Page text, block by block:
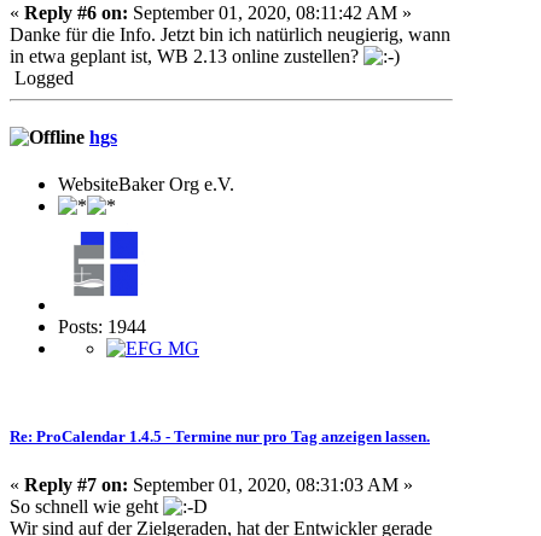
« Reply #6 on: September 01, 2020, 08:11:42 AM »
Danke für die Info. Jetzt bin ich natürlich neugierig, wann
in etwa geplant ist, WB 2.13 online zustellen?
Logged
hgs
WebsiteBaker Org e.V.
Posts: 1944
Re: ProCalendar 1.4.5 - Termine nur pro Tag anzeigen lassen.
« Reply #7 on: September 01, 2020, 08:31:03 AM »
So schnell wie geht
Wir sind auf der Zielgeraden, hat der Entwickler gerade